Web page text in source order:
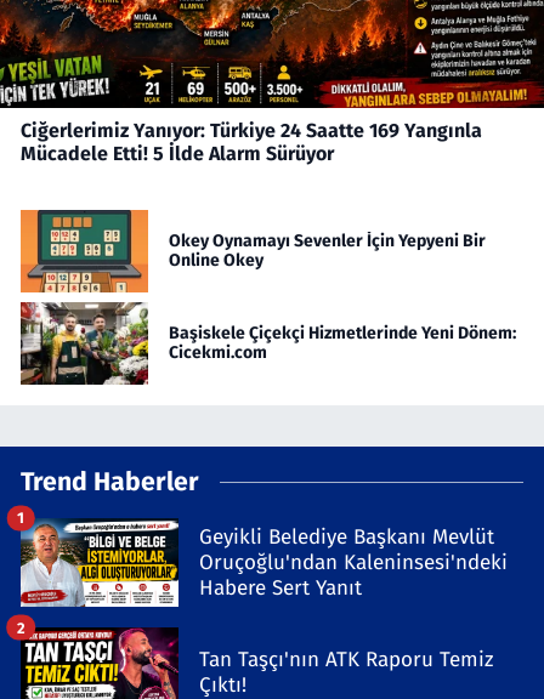
Ciğerlerimiz Yanıyor: Türkiye 24 Saatte 169 Yangınla
Mücadele Etti! 5 İlde Alarm Sürüyor
Okey Oynamayı Sevenler İçin Yepyeni Bir
Online Okey
Başiskele Çiçekçi Hizmetlerinde Yeni Dönem:
Cicekmi.com
Trend Haberler
Geyikli Belediye Başkanı Mevlüt
Oruçoğlu'ndan Kaleninsesi'ndeki
Habere Sert Yanıt
1
Tan Taşçı'nın ATK Raporu Temiz
Çıktı!
2